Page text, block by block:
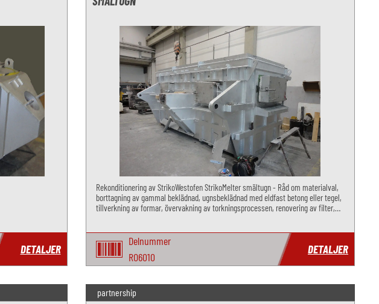
DETALJER
Rekonditionering av StrikoWestofen StrikoMelter smältugn - Råd om materialval,
borttagning av gammal beklädnad, ugnsbeklädnad med eldfast betong eller tegel,
tillverkning av formar, övervakning av torkningsprocessen, renovering av filter,
Delnummer
RO6010
DETALJER
partnership